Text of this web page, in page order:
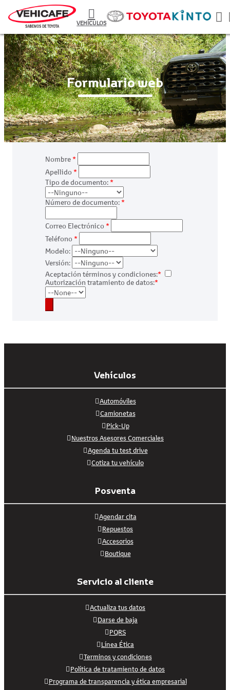
VEHÍCULOS
Formulario web
Nombre *
Apellido *
Tipo de documento: *
Número de documento: *
Correo Electrónico *
Teléfono *
Modelo:
Versión:
Aceptación términos y condiciones:*
Autorización tratamiento de datos:*
Vehículos
Automóviles
Camionetas
Pick-Up
Nuestros Asesores Comerciales
Agenda tu test drive
Cotiza tu vehículo
Posventa
Agendar cita
Repuestos
Accesorios
Boutique
Servicio al cliente
Actualiza tus datos
Darse de baja
PQRS
Línea Ética
Terminos y condiciones
Política de tratamiento de datos
Programa de transparencia y ética empresarial